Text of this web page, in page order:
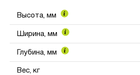
Высота, мм
Ширина, мм
Глубина, мм
Вес, кг